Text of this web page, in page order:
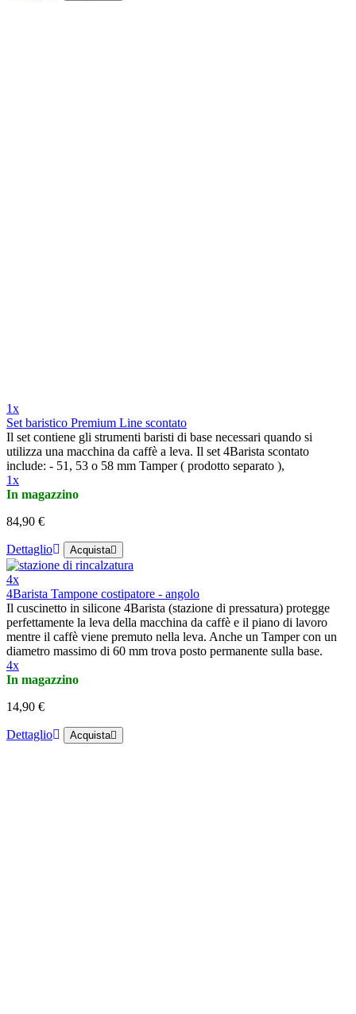
1x
Set baristico Premium Line scontato
Il set contiene gli strumenti baristi di base necessari quando si
utilizza una macchina da caffè a leva. Il set 4Barista scontato
include: - 51, 53 o 58 mm Tamper ( prodotto separato ),
1x
In magazzino
84,90 €
Dettaglio Acquista
4x
4Barista Tampone costipatore - angolo
Il cuscinetto in silicone 4Barista (stazione di pressatura) protegge
perfettamente la leva della macchina da caffè e il piano di lavoro
mentre il caffè viene premuto nella leva. Anche un Tamper con un
diametro massimo di 60 mm trova posto permanente sulla base.
4x
In magazzino
14,90 €
Dettaglio Acquista